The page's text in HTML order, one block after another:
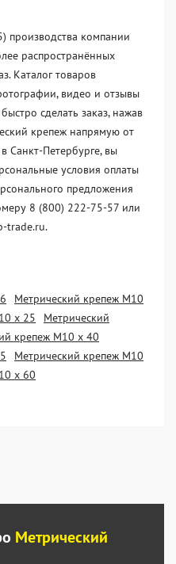
производства компании
распространённых
Каталог товаров
видео и отзывы
сделать заказ, нажав
крепеж напрямую от
Санкт-Петербурге, вы
условия оплаты
предложения
8 (800) 222-75-57 или
trade.ru.
Метрический крепеж М10
х 25
Метрический
крепеж М10 х 40
Метрический крепеж М10
х 60
Метрический